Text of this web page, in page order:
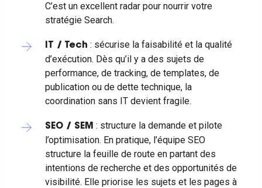
C’est un excellent radar pour nourrir votre
stratégie Search.
IT / Tech : sécurise la faisabilité et la qualité
d’exécution. Dès qu’il y a des sujets de
performance, de tracking, de templates, de
publication ou de dette technique, la
coordination sans IT devient fragile.
SEO / SEM : structure la demande et pilote
l’optimisation. En pratique, l’équipe SEO
structure la feuille de route en partant des
intentions de recherche et des opportunités de
visibilité. Elle priorise les sujets et les pages à